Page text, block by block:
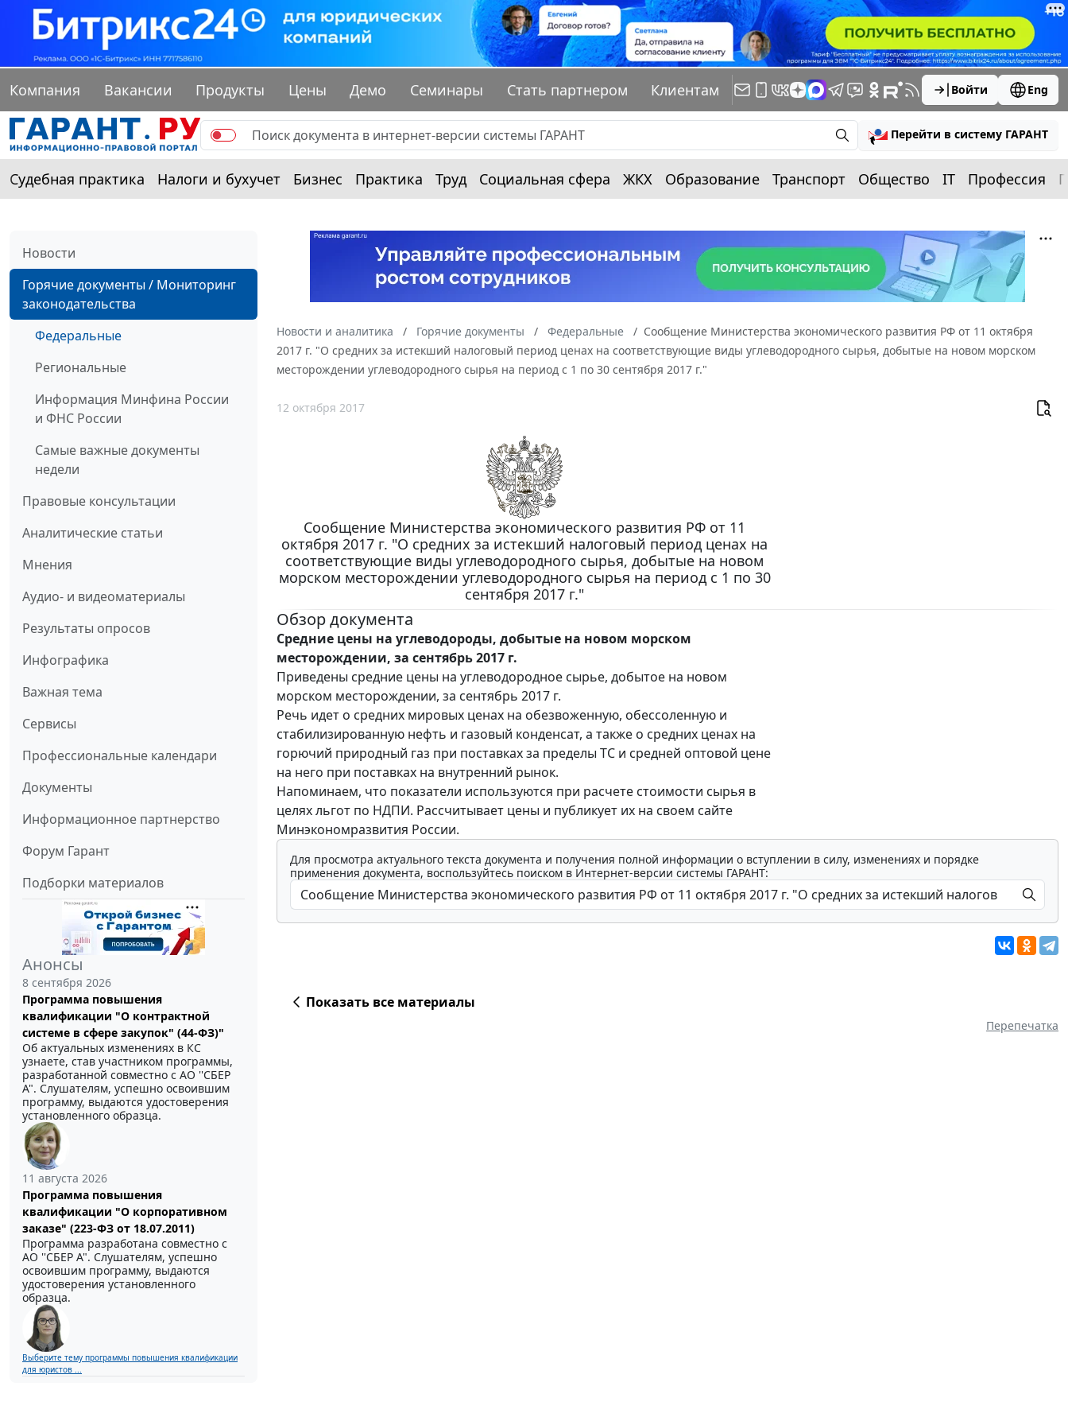
Компания Вакансии Продукты Цены Демо Семинары Стать партнером Клиентам Войти Eng
Перейти в систему ГАРАНТ
Судебная практика Налоги и бухучет Бизнес Практика Труд Социальная сфера ЖКХ Образование Транспорт Общество IT Профессия
Новости
Горячие документы / Мониторинг
законодательства
Федеральные
Региональные
Информация Минфина России
и ФНС России
Самые важные документы
недели
Правовые консультации
Аналитические статьи
Мнения
Аудио- и видеоматериалы
Результаты опросов
Инфографика
Важная тема
Сервисы
Профессиональные календари
Документы
Информационное партнерство
Форум Гарант
Подборки материалов
Анонсы
8 сентября 2026
Программа повышения
квалификации "О контрактной
системе в сфере закупок" (44-ФЗ)"
Об актуальных изменениях в КС
узнаете, став участником программы,
разработанной совместно с АО ''СБЕР
А". Слушателям, успешно освоившим
программу, выдаются удостоверения
установленного образца.
11 августа 2026
Программа повышения
квалификации "О корпоративном
заказе" (223-ФЗ от 18.07.2011)
Программа разработана совместно с
АО ''СБЕР А". Слушателям, успешно
освоившим программу, выдаются
удостоверения установленного
образца.
Выберите тему программы повышения квалификации
для юристов ...
Новости и аналитика Горячие документы Федеральные
Сообщение Министерства экономического развития РФ от 11 октября
2017 г. "О средних за истекший налоговый период ценах на соответствующие виды углеводородного сырья, добытые на новом морском
месторождении углеводородного сырья на период с 1 по 30 сентября 2017 г."
12 октября 2017
Сообщение Министерства экономического развития РФ от 11
октября 2017 г. "О средних за истекший налоговый период ценах на
соответствующие виды углеводородного сырья, добытые на новом
морском месторождении углеводородного сырья на период с 1 по 30
сентября 2017 г."
Обзор документа
Средние цены на углеводороды, добытые на новом морском
месторождении, за сентябрь 2017 г.
Приведены средние цены на углеводородное сырье, добытое на новом
морском месторождении, за сентябрь 2017 г.
Речь идет о средних мировых ценах на обезвоженную, обессоленную и
стабилизированную нефть и газовый конденсат, а также о средних ценах на
горючий природный газ при поставках за пределы ТС и средней оптовой цене
на него при поставках на внутренний рынок.
Напоминаем, что показатели используются при расчете стоимости сырья в
целях льгот по НДПИ. Рассчитывает цены и публикует их на своем сайте
Минэкономразвития России.
Для просмотра актуального текста документа и получения полной информации о вступлении в силу, изменениях и порядке
применения документа, воспользуйтесь поиском в Интернет-версии системы ГАРАНТ:
Показать все материалы
Перепечатка